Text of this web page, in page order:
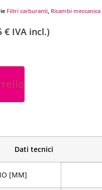
Filtri carburanti, Ricambi meccanica
€ IVA incl.)
Dati tecnici
[MM]